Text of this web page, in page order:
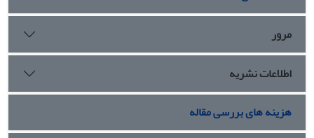
مرور
اطلاعات نشریه
هزینه های بررسی مقاله